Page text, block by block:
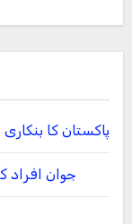
پاکستان کا بنکاری
جوان افراد